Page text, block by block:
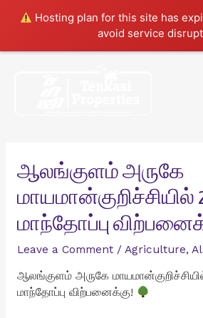
Hosting plan for this site has
avoid service
ஆலங்குளம் அருகே
மாந்தோப்பு
Leave a Comment / Agriculture,
ஆலங்குளம் அருகே
மாந்தோப்பு விற்பனைக்கு!